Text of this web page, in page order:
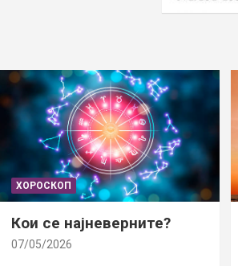
ХОРОСКОП
Кои се најневерните?
07/05/2026